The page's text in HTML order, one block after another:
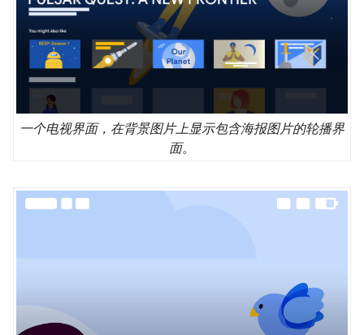
一个电视界面，在背景图片上显示包含海报图片的轮播界
面。